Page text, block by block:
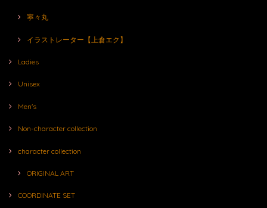
寧々丸
イラストレーター【上倉エク】
Ladies
Unisex
Men's
Non-character collection
character collection
ORIGINAL ART
COORDINATE SET